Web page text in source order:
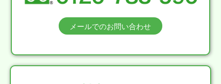
メールでのお問い合わせ